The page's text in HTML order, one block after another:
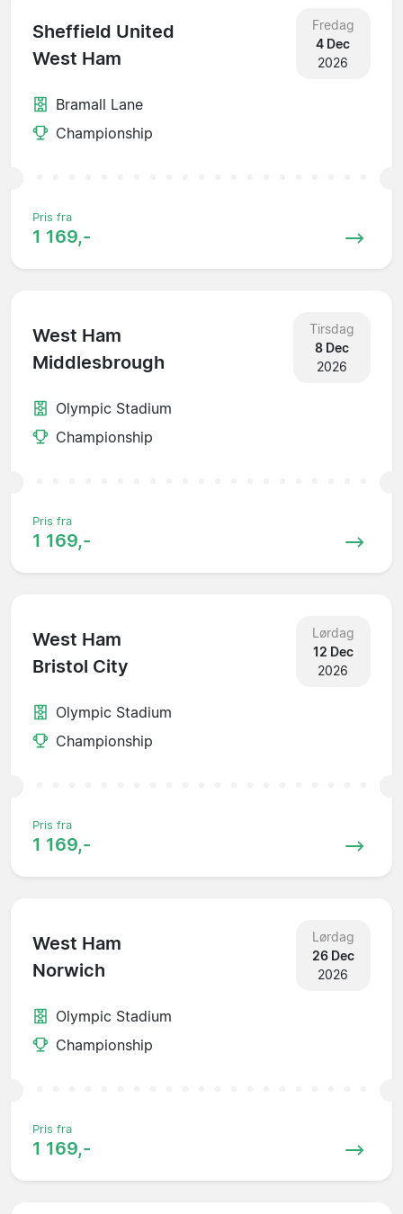
Sheffield United
West Ham
Fredag
4 Dec
2026
Bramall Lane
Championship
Pris fra
1 169,-
West Ham
Middlesbrough
Tirsdag
8 Dec
2026
Olympic Stadium
Championship
Pris fra
1 169,-
West Ham
Bristol City
Lørdag
12 Dec
2026
Olympic Stadium
Championship
Pris fra
1 169,-
West Ham
Norwich
Lørdag
26 Dec
2026
Olympic Stadium
Championship
Pris fra
1 169,-